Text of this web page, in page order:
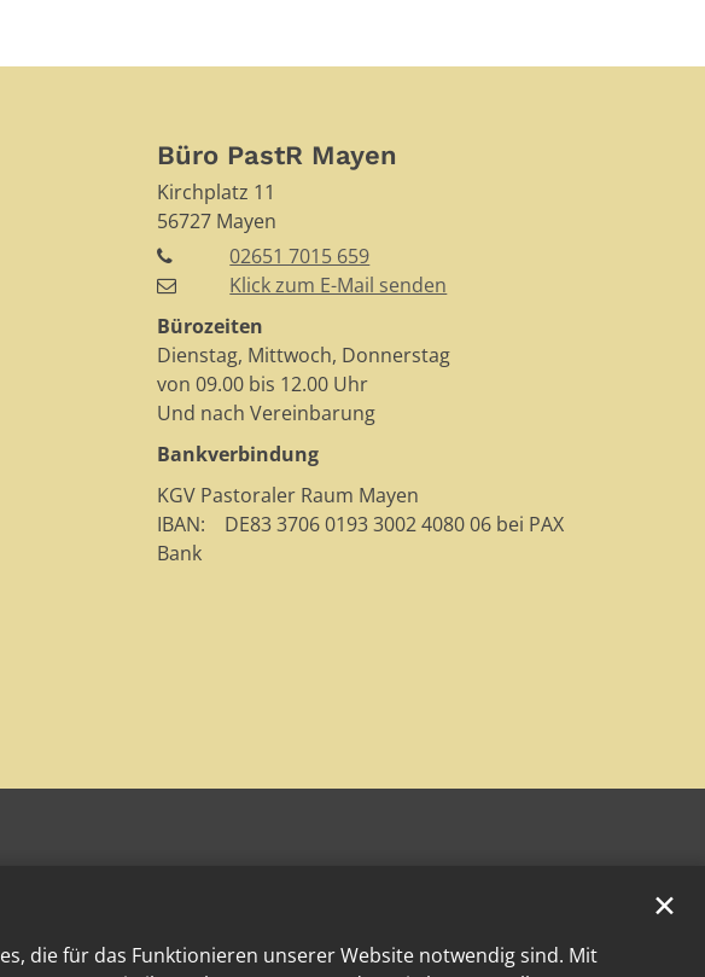
die für das Funktionieren unserer Website notwendig sind. Mit
✕
Büro PastR Mayen
Kirchplatz 11
56727 Mayen
02651 7015 659
Klick zum E-Mail senden
Bürozeiten
Dienstag, Mittwoch, Donnerstag
von 09.00 bis 12.00 Uhr
Und nach Vereinbarung
Bankverbindung
KGV Pastoraler Raum Mayen
IBAN: DE83 3706 0193 3002 4080 06 bei PAX
Bank